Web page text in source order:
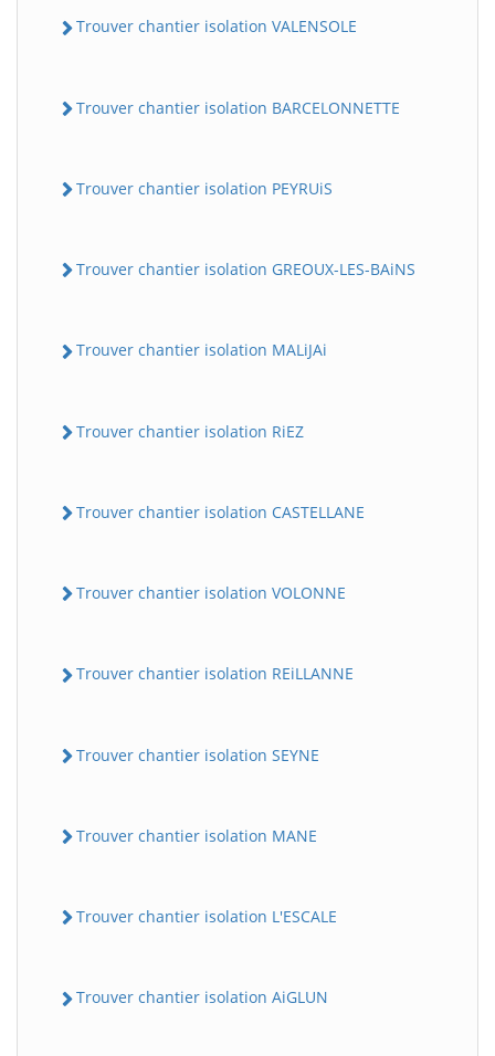
Trouver chantier isolation VALENSOLE
Trouver chantier isolation BARCELONNETTE
Trouver chantier isolation PEYRUiS
Trouver chantier isolation GREOUX-LES-BAiNS
Trouver chantier isolation MALiJAi
Trouver chantier isolation RiEZ
Trouver chantier isolation CASTELLANE
Trouver chantier isolation VOLONNE
Trouver chantier isolation REiLLANNE
Trouver chantier isolation SEYNE
Trouver chantier isolation MANE
Trouver chantier isolation L'ESCALE
Trouver chantier isolation AiGLUN